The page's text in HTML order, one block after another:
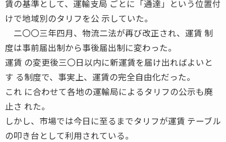
賃の基準として、運輸支局 ごとに「通達」という位置付
けで地域別のタリフを公 示していた。
二〇〇三年四月、物流二法が再び改正され、運賃 制
度は事前届出制から事後届出制に変わった。
運賃 の変更後三〇日以内に新運賃を届け出ればよいと
す る制度で、事実上、運賃の完全自由化だった。
これ に合わせて各地の運輸局によるタリフの公示も廃
止さ れた。
しかし、市場では今日に至るまでタリフが運賃 テーブル
の叩き台として利用されている。